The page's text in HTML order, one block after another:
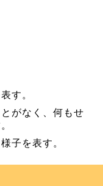
す。
がなく、何もせ
子を表す。